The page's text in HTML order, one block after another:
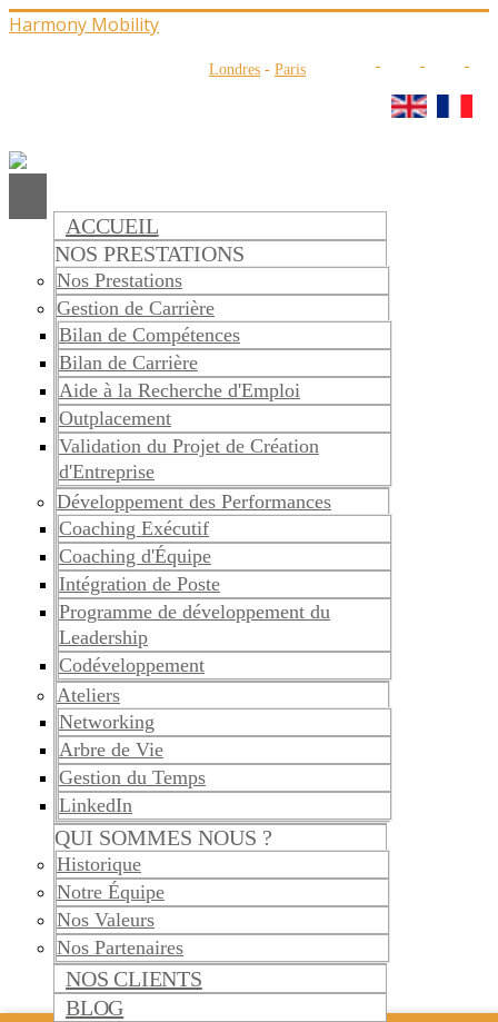
Harmony Mobility
Londres - Paris
ACCUEIL
NOS PRESTATIONS
Nos Prestations
Gestion de Carrière
Bilan de Compétences
Bilan de Carrière
Aide à la Recherche d'Emploi
Outplacement
Validation du Projet de Création
d'Entreprise
Développement des Performances
Coaching Exécutif
Coaching d'Équipe
Intégration de Poste
Programme de développement du
Leadership
Codéveloppement
Ateliers
Networking
Arbre de Vie
Gestion du Temps
LinkedIn
QUI SOMMES NOUS ?
Historique
Notre Équipe
Nos Valeurs
Nos Partenaires
NOS CLIENTS
BLOG